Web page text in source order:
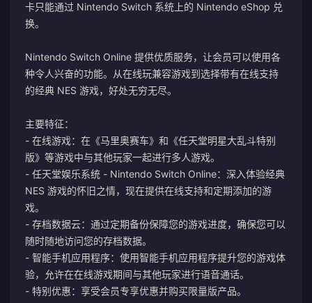
卡只能通过 Nintendo Switch 系统上的 Nintendo eShop 兑
换。
Nintendo Switch Online 提供优质服务，让会员可以使用各
种令人兴奋的功能。从在线玩兼容游戏到选择带有在线支持
的经典 NES 游戏，好处无穷无尽。
主要特征：
- 在线游戏：在《马里奥赛车》和《任天堂明星大乱斗特别
版》等游戏中与其他玩家一起进行多人游戏。
- 任天堂娱乐系统 - Nintendo Switch Online：深入体验经典
NES 游戏的怀旧之情，现在提供在线支持和定期添加的游
戏。
- 存档数据云：通过定期备份保障您的游戏进度，确保您可以
随时随地访问您的存档数据。
- 智能手机应用程序：使用智能手机应用程序提升您的游戏体
验，允许在在线游戏期间与其他玩家进行语音通话。
- 特别优惠：享受会员专享优惠并购买限量版产品。